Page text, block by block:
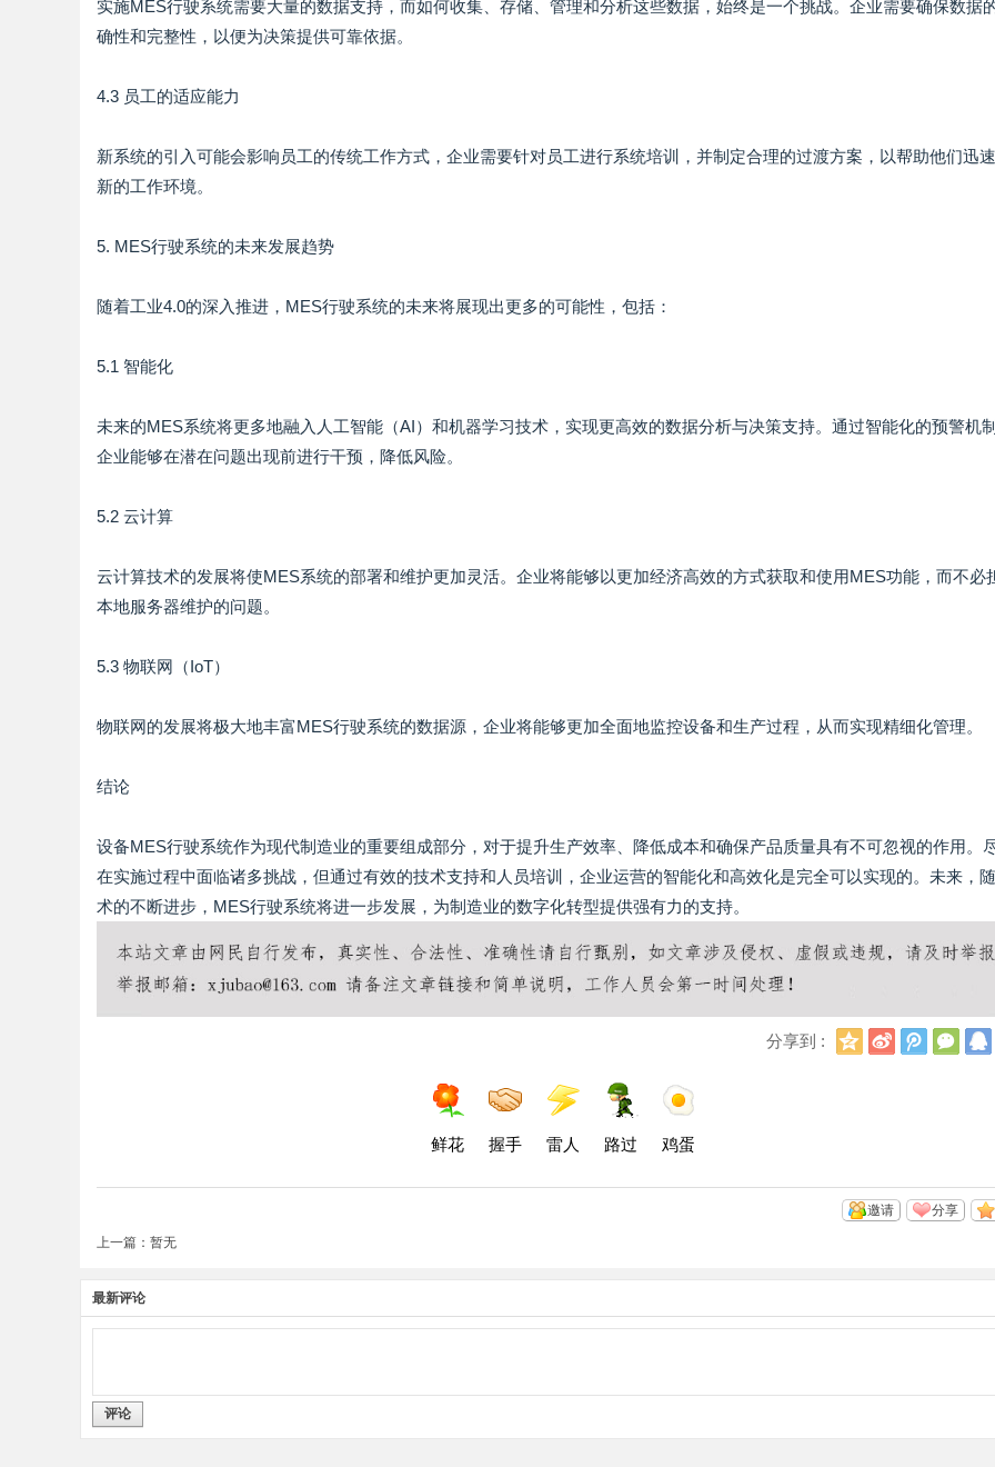
实施MES行驶系统需要大量的数据支持，而如何收集、存储、管理和分析这些数据，始终是一个挑战。企业需要确保数据
确性和完整性，以便为决策提供可靠依据。
4.3 员工的适应能力
新系统的引入可能会影响员工的传统工作方式，企业需要针对员工进行系统培训，并制定合理的过渡方案，以帮助他们迅
新的工作环境。
5. MES行驶系统的未来发展趋势
随着工业4.0的深入推进，MES行驶系统的未来将展现出更多的可能性，包括：
5.1 智能化
未来的MES系统将更多地融入人工智能（AI）和机器学习技术，实现更高效的数据分析与决策支持。通过智能化的预警机制
企业能够在潜在问题出现前进行干预，降低风险。
5.2 云计算
云计算技术的发展将使MES系统的部署和维护更加灵活。企业将能够以更加经济高效的方式获取和使用MES功能，而不必
本地服务器维护的问题。
5.3 物联网（IoT）
物联网的发展将极大地丰富MES行驶系统的数据源，企业将能够更加全面地监控设备和生产过程，从而实现精细化管理。
结论
设备MES行驶系统作为现代制造业的重要组成部分，对于提升生产效率、降低成本和确保产品质量具有不可忽视的作用。
在实施过程中面临诸多挑战，但通过有效的技术支持和人员培训，企业运营的智能化和高效化是完全可以实现的。未来，
术的不断进步，MES行驶系统将进一步发展，为制造业的数字化转型提供强有力的支持。
分享到 :
Q
新
浪
腾
讯
微
信
鲜花 握手 雷人 路过 鸡蛋
分享
邀请
上一篇：暂无
最新评论
评论